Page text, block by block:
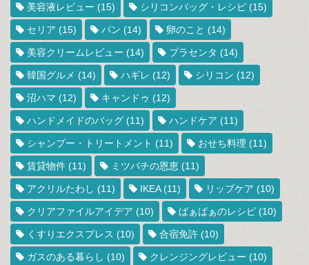
美容液レビュー (15) シリコンバッグ・レシピ (15)
セリア (15) パン (14) 卵のこと (14)
美容クリームレビュー (14) プラセンタ (14)
韓国グルメ (14) ハギレ (12) シリコン (12)
沼ハマ (12) キャンドゥ (12)
ハンドメイドのバッグ (11) ハンドケア (11)
シャンプー・トリートメント (11) おせち料理 (11)
賃貸物件 (11) ミツバチの恩恵 (11)
アクリルたわし (11) IKEA(11) リップケア (10)
クリアファイルアイデア (10) ばぁばぁのレシピ (10)
くすりエクスプレス (10) 合宿免許 (10)
ガスのある暮らし (10) クレンジングレビュー (10)